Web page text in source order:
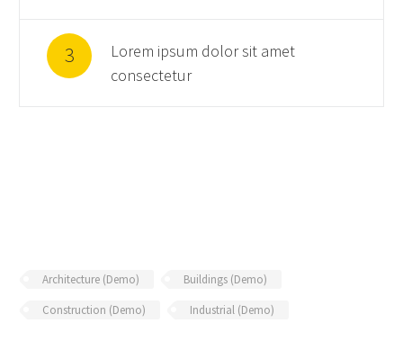
3
Lorem ipsum dolor sit amet
consectetur
Architecture (Demo)
Buildings (Demo)
Construction (Demo)
Industrial (Demo)